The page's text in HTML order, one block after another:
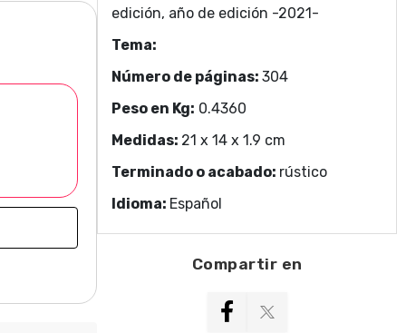
edición, año de edición -2021-
Tema:
Número de páginas: 304
Peso en Kg: 0.4360
Medidas: 21 x 14 x 1.9 cm
Terminado o acabado: rústico
Idioma: Español
Compartir en